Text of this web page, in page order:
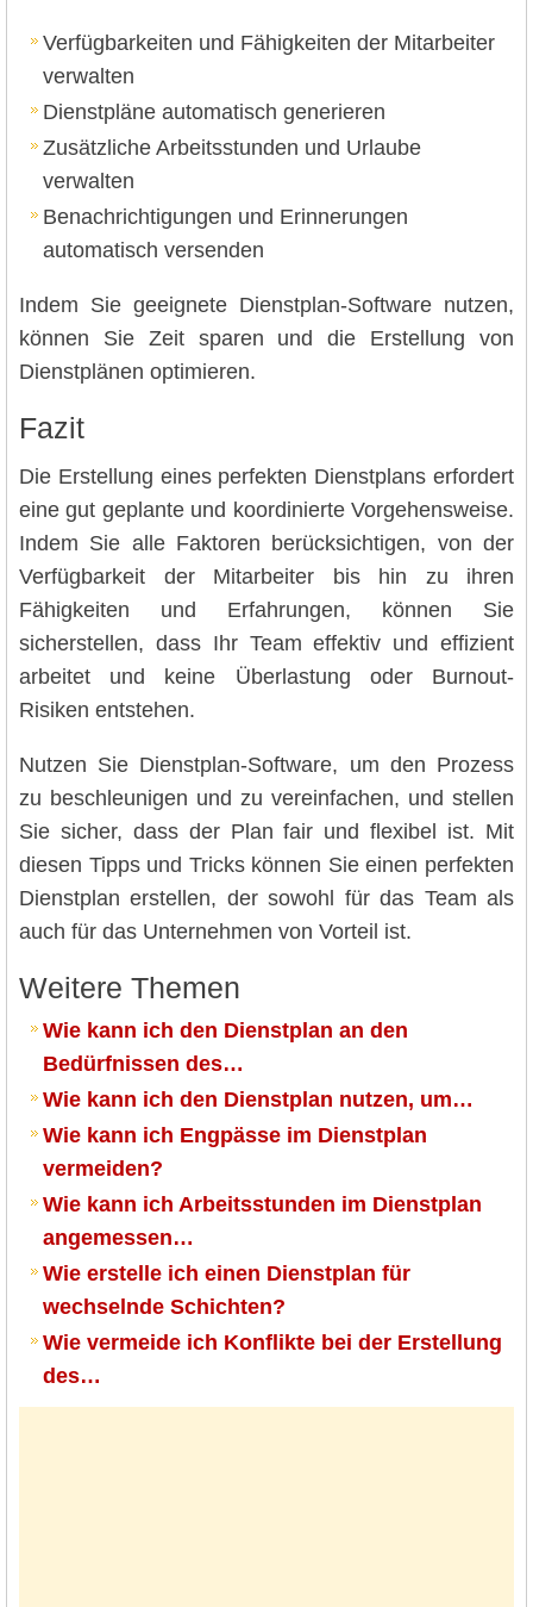
Verfügbarkeiten und Fähigkeiten der Mitarbeiter
verwalten
Dienstpläne automatisch generieren
Zusätzliche Arbeitsstunden und Urlaube
verwalten
Benachrichtigungen und Erinnerungen
automatisch versenden
Indem Sie geeignete Dienstplan-Software nutzen,
können Sie Zeit sparen und die Erstellung von
Dienstplänen optimieren.
Fazit
Die Erstellung eines perfekten Dienstplans erfordert
eine gut geplante und koordinierte Vorgehensweise.
Indem Sie alle Faktoren berücksichtigen, von der
Verfügbarkeit der Mitarbeiter bis hin zu ihren
Fähigkeiten und Erfahrungen, können Sie
sicherstellen, dass Ihr Team effektiv und effizient
arbeitet und keine Überlastung oder Burnout-
Risiken entstehen.
Nutzen Sie Dienstplan-Software, um den Prozess
zu beschleunigen und zu vereinfachen, und stellen
Sie sicher, dass der Plan fair und flexibel ist. Mit
diesen Tipps und Tricks können Sie einen perfekten
Dienstplan erstellen, der sowohl für das Team als
auch für das Unternehmen von Vorteil ist.
Weitere Themen
Wie kann ich den Dienstplan an den
Bedürfnissen des…
Wie kann ich den Dienstplan nutzen, um…
Wie kann ich Engpässe im Dienstplan
vermeiden?
Wie kann ich Arbeitsstunden im Dienstplan
angemessen…
Wie erstelle ich einen Dienstplan für
wechselnde Schichten?
Wie vermeide ich Konflikte bei der Erstellung
des…